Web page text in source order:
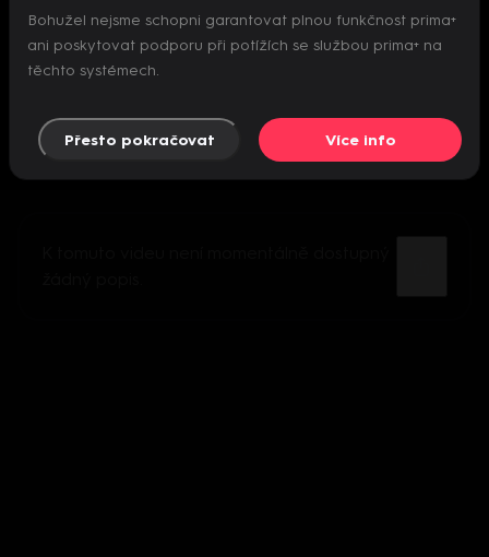
Nepodařilo se inicializovat přehrávač
Bohužel nejsme schopni garantovat plnou funkčnost prima+
ani poskytovat podporu při potížích se službou prima+ na
těchto systémech.
Přesto pokračovat Více info